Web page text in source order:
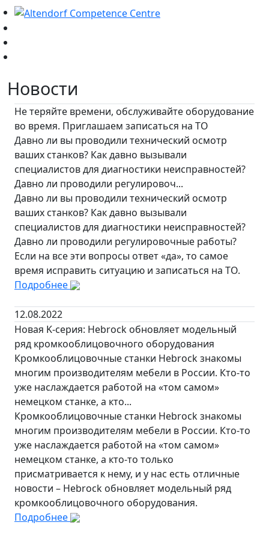
Новости
Не теряйте времени, обслуживайте оборудование
во время. Приглашаем записаться на ТО
Давно ли вы проводили технический осмотр
ваших станков? Как давно вызывали
специалистов для диагностики неисправностей?
Давно ли проводили регулировоч...
Давно ли вы проводили технический осмотр
ваших станков? Как давно вызывали
специалистов для диагностики неисправностей?
Давно ли проводили регулировочные работы?
Если на все эти вопросы ответ «да», то самое
время исправить ситуацию и записаться на ТО.
Подробнее
12.08.2022
Новая K-серия: Hebrock обновляет модельный
ряд кромкооблицовочного оборудования
Кромкооблицовочные станки Hebrock знакомы
многим производителям мебели в России. Кто-то
уже наслаждается работой на «том самом»
немецком станке, а кто...
Кромкооблицовочные станки Hebrock знакомы
многим производителям мебели в России. Кто-то
уже наслаждается работой на «том самом»
немецком станке, а кто-то только
присматривается к нему, и у нас есть отличные
новости – Hebrock обновляет модельный ряд
кромкооблицовочного оборудования.
Подробнее